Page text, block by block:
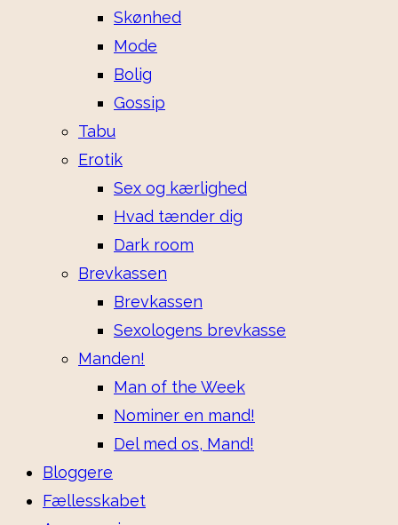
Skønhed
Mode
Bolig
Gossip
Tabu
Erotik
Sex og kærlighed
Hvad tænder dig
Dark room
Brevkassen
Brevkassen
Sexologens brevkasse
Manden!
Man of the Week
Nominer en mand!
Del med os, Mand!
Bloggere
Fællesskabet